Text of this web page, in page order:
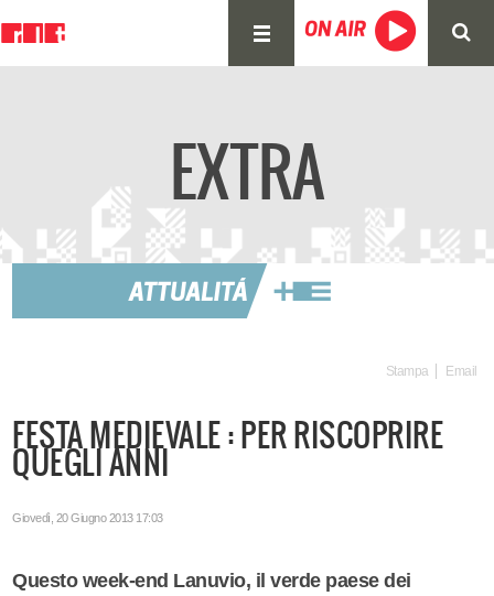
EXTRA
Stampa Email
FESTA MEDIEVALE : PER RISCOPRIRE
QUEGLI ANNI
Giovedì, 20 Giugno 2013 17:03
Questo week-end Lanuvio, il verde paese dei